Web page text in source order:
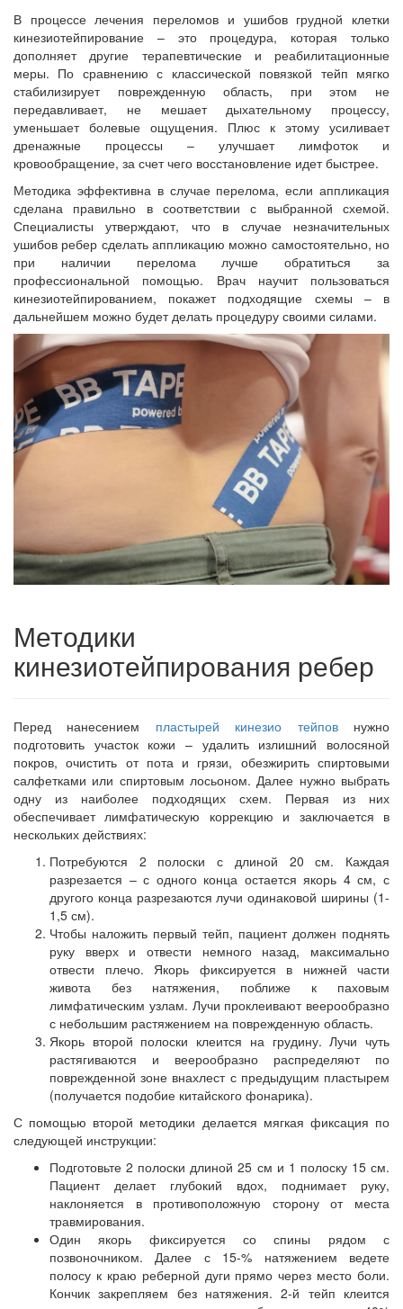
В процессе лечения переломов и ушибов грудной клетки
кинезиотейпирование – это процедура, которая только
дополняет другие терапевтические и реабилитационные
меры. По сравнению с классической повязкой тейп мягко
стабилизирует поврежденную область, при этом не
передавливает, не мешает дыхательному процессу,
уменьшает болевые ощущения. Плюс к этому усиливает
дренажные процессы – улучшает лимфоток и
кровообращение, за счет чего восстановление идет быстрее.
Методика эффективна в случае перелома, если аппликация
сделана правильно в соответствии с выбранной схемой.
Специалисты утверждают, что в случае незначительных
ушибов ребер сделать аппликацию можно самостоятельно, но
при наличии перелома лучше обратиться за
профессиональной помощью. Врач научит пользоваться
кинезиотейпированием, покажет подходящие схемы – в
дальнейшем можно будет делать процедуру своими силами.
Методики
кинезиотейпирования ребер
Перед нанесением пластырей кинезио тейповнужно
подготовить участок кожи – удалить излишний волосяной
покров, очистить от пота и грязи, обезжирить спиртовыми
салфетками или спиртовым лосьоном. Далее нужно выбрать
одну из наиболее подходящих схем. Первая из них
обеспечивает лимфатическую коррекцию и заключается в
нескольких действиях:
Потребуются 2 полоски с длиной 20 см. Каждая
разрезается – с одного конца остается якорь 4 см, с
другого конца разрезаются лучи одинаковой ширины (1-
1,5 см).
Чтобы наложить первый тейп, пациент должен поднять
руку вверх и отвести немного назад, максимально
отвести плечо. Якорь фиксируется в нижней части
живота без натяжения, поближе к паховым
лимфатическим узлам. Лучи проклеивают веерообразно
с небольшим растяжением на поврежденную область.
Якорь второй полоски клеится на грудину. Лучи чуть
растягиваются и веерообразно распределяют по
поврежденной зоне внахлест с предыдущим пластырем
(получается подобие китайского фонарика).
С помощью второй методики делается мягкая фиксация по
следующей инструкции:
Подготовьте 2 полоски длиной 25 см и 1 полоску 15 см.
Пациент делает глубокий вдох, поднимает руку,
наклоняется в противоположную сторону от места
травмирования.
Один якорь фиксируется со спины рядом с
позвоночником. Далее с 15-% натяжением ведете
полосу к краю реберной дуги прямо через место боли.
Кончик закрепляем без натяжения. 2-й тейп клеится